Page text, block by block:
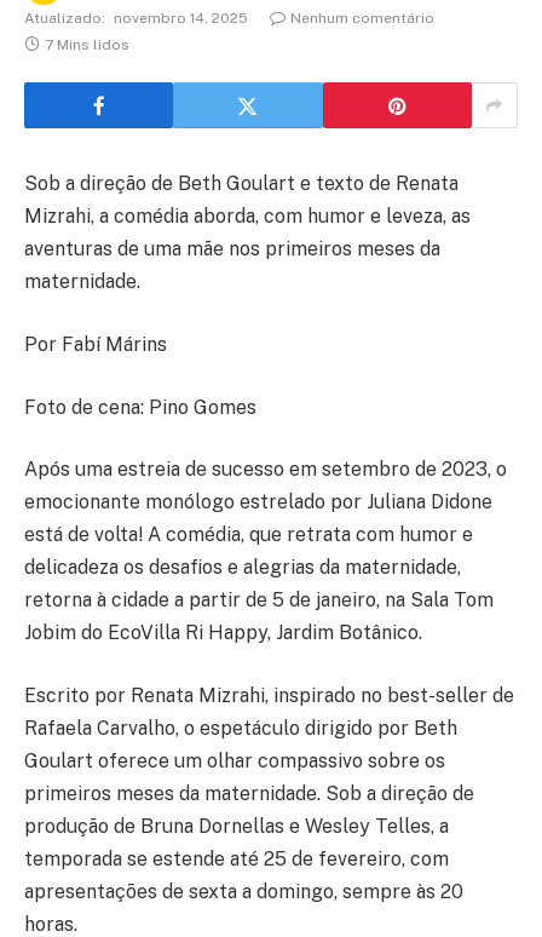
Atualizado:
novembro 14, 2025
Nenhum comentário
7 Mins lidos
Sob a direção de Beth Goulart e texto de Renata
Mizrahi, a comédia aborda, com humor e leveza, as
aventuras de uma mãe nos primeiros meses da
maternidade.
Por Fabí Márins
Foto de cena: Pino Gomes
Após uma estreia de sucesso em setembro de 2023, o
emocionante monólogo estrelado por Juliana Didone
está de volta! A comédia, que retrata com humor e
delicadeza os desafios e alegrias da maternidade,
retorna à cidade a partir de 5 de janeiro, na Sala Tom
Jobim do EcoVilla Ri Happy, Jardim Botânico.
Escrito por Renata Mizrahi, inspirado no best-seller de
Rafaela Carvalho, o espetáculo dirigido por Beth
Goulart oferece um olhar compassivo sobre os
primeiros meses da maternidade. Sob a direção de
produção de Bruna Dornellas e Wesley Telles, a
temporada se estende até 25 de fevereiro, com
apresentações de sexta a domingo, sempre às 20
horas.